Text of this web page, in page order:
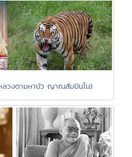
ลวงตามหาบัว ญาณสัมปันโน)